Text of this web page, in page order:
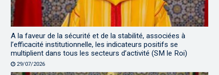
A la faveur de la sécurité et de la stabilité, associées à
l’efficacité institutionnelle, les indicateurs positifs se
multiplient dans tous les secteurs d’activité (SM le Roi)
29/07/2026